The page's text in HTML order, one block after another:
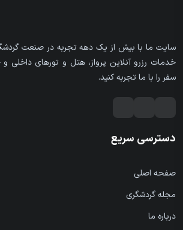
سایت ما با بیش از یک دهه تجربه در صنعت
خدمات رزرو آنلاین پرواز، هتل و تورهای داخلی
سفر را با ما تجربه کنید.
دسترسی سریع
صفحه اصلی
مجله گردشگری
درباره ما